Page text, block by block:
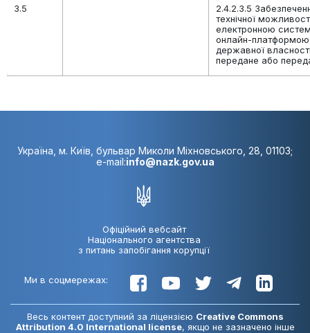
3.5
2.4.2.3.5
технічної
електронною
онлайн-платформою
державної
передане або
Україна, м. Київ, бульвар Миколи Міхновського, 28, 01103;
e-mail:info@nazk.gov.ua
Офіційний вебсайт
Національного агентства
з питань запобігання корупції
Ми в соцмережах:
Весь контент доступний за ліцензією Creative Commons
Attribution 4.0 International license, якщо не зазначено інше